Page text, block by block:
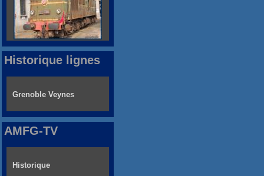
Historique lignes
Grenoble Veynes
AMFG-TV
Historique